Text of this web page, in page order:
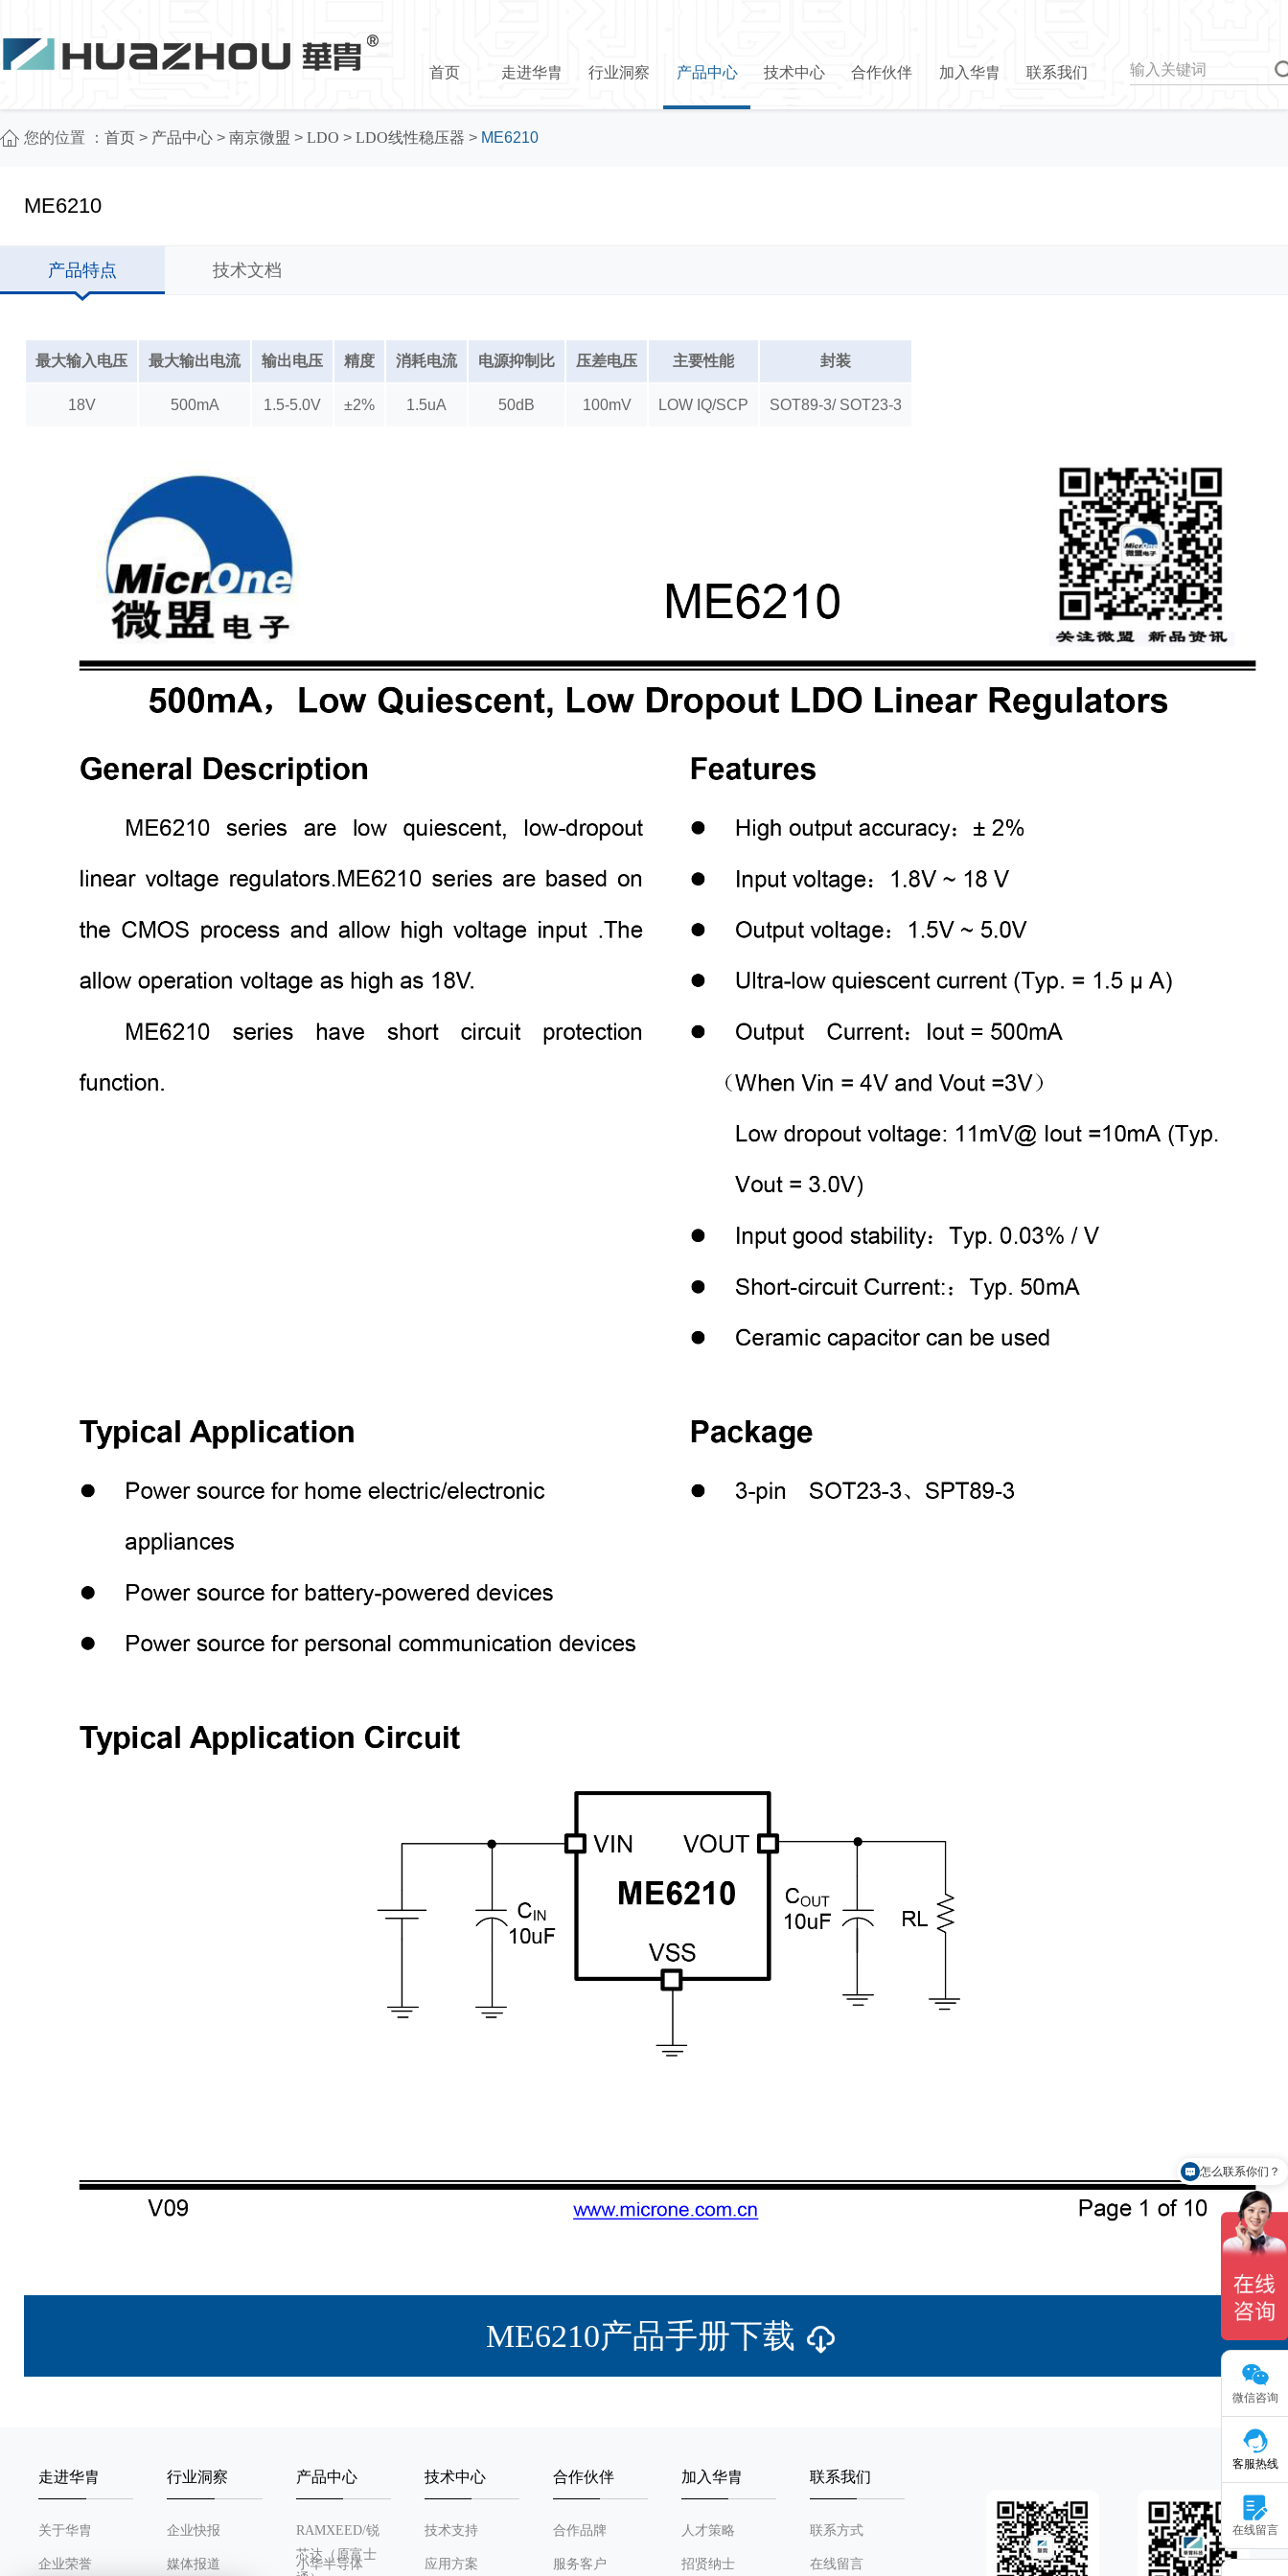
首页 走进华胄 行业洞察 产品中心 技术中心 合作伙伴 加入华胄 联系我们
您的位置 ： 首页 > 产品中心 > 南京微盟 > LDO > LDO线性稳压器 > ME6210
ME6210
产品特点 技术文档
最大输入电压 最大输出电流 输出电压 精度 消耗电流 电源抑制比 压差电压 主要性能 封装
18V 500mA 1.5-5.0V ±2% 1.5uA 50dB 100mV LOW IQ/SCP SOT89-3/ SOT23-3
ME6210产品手册下载
走进华胄
关于华胄
企业荣誉
行业洞察
企业快报
媒体报道
产品中心
RAMXEED/锐
芯达（原富士
小华半导体
技术中心
技术支持
应用方案
合作伙伴
合作品牌
服务客户
加入华胄
人才策略
招贤纳士
联系我们
联系方式
在线留言
微信咨询
客服热线
在线留言
怎么联系你们？